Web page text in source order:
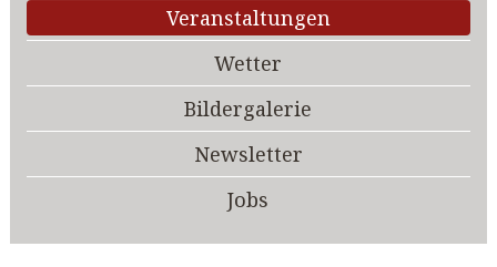
Veranstaltungen
Wetter
Bildergalerie
Newsletter
Jobs